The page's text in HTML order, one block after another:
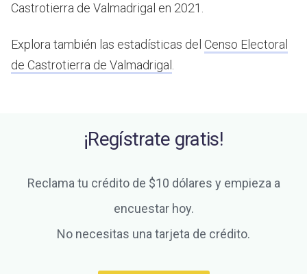
Castrotierra de Valmadrigal en 2021.
Explora también las estadísticas del Censo Electoral
de Castrotierra de Valmadrigal
¡Regístrate gratis!
Reclama tu crédito de $10 dólares y empieza a
encuestar hoy.
No necesitas una tarjeta de crédito.